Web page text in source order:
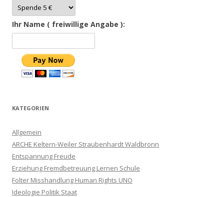
Ihr Name ( freiwillige Angabe ):
KATEGORIEN
Allgemein
ARCHE Keltern-Weiler Straubenhardt Waldbronn
Entspannung Freude
Erziehung Fremdbetreuung Lernen Schule
Folter Misshandlung Human Rights UNO
Ideologie Politik Staat